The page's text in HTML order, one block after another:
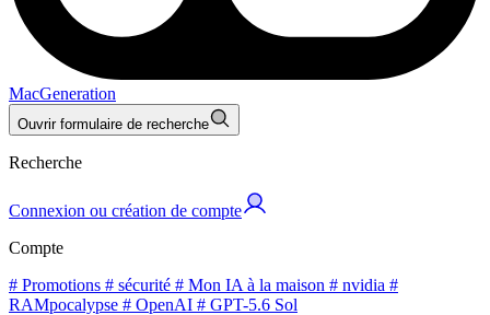
MacGeneration
Ouvrir formulaire de recherche
Recherche
Connexion ou création de compte
Compte
# Promotions # sécurité # Mon IA à la maison # nvidia #
RAMpocalypse # OpenAI # GPT-5.6 Sol